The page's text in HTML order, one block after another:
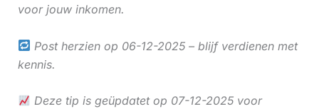
voor jouw inkomen.
Post herzien op 06-12-2025 – blijf verdienen met
kennis.
Deze tip is geüpdatet op 07-12-2025 voor